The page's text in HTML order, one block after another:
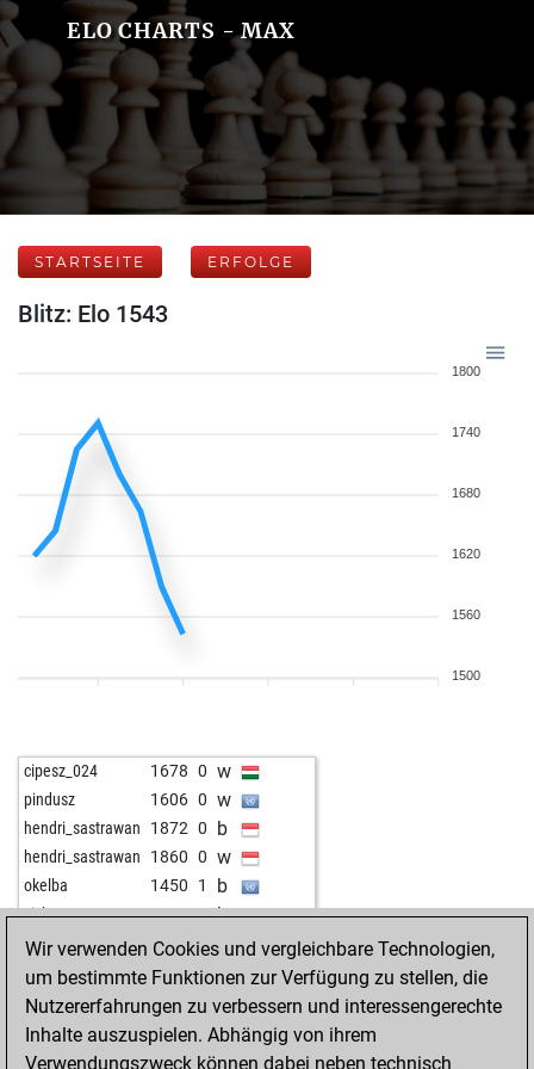
ELO CHARTS - MAX
STARTSEITE ERFOLGE
Blitz: Elo 1543
1800
1740
1680
1620
1560
1500
cipesz_024 1678 0 w
pindusz 1606 0 w
hendri_sastrawan 1872 0 b
hendri_sastrawan 1860 0 w
okelba 1450 1 b
zicke 1656 1 b
lavinata4321 1326 1 w
Wir verwenden Cookies und vergleichbare Technologien,
um bestimmte Funktionen zur Verfügung zu stellen, die
Nutzererfahrungen zu verbessern und interessengerechte
Inhalte auszuspielen. Abhängig von ihrem
Verwendungszweck können dabei neben technisch